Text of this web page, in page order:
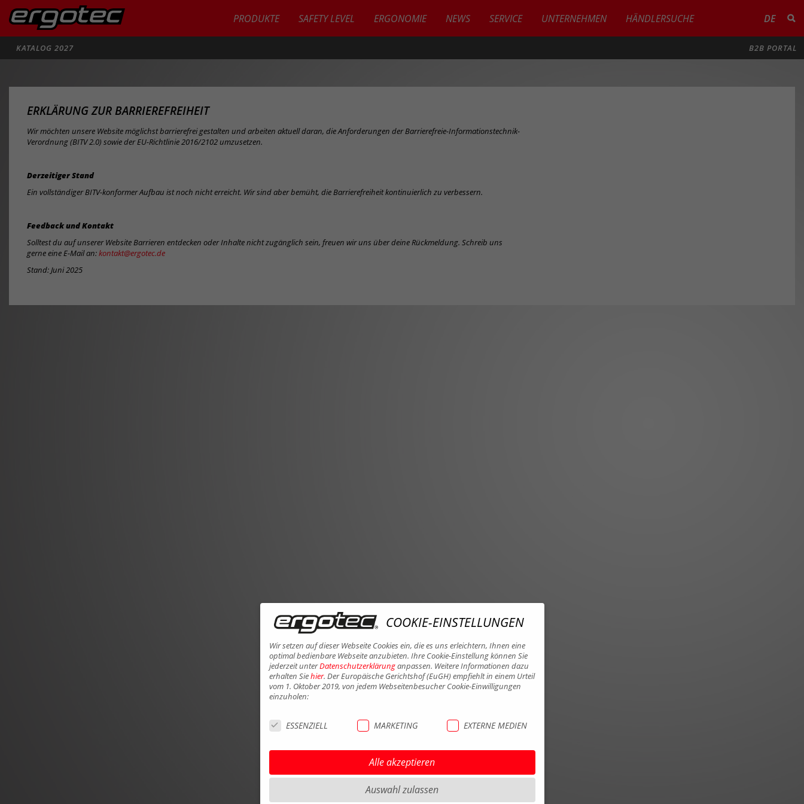
PRODUKTE SAFETY LEVEL ERGONOMIE NEWS SERVICE UNTERNEHMEN HÄNDLERSUCHE DE
KATALOG 2027 B2B PORTAL
ERKLÄRUNG ZUR BARRIEREFREIHEIT
Wir möchten unsere Website möglichst barrierefrei gestalten und arbeiten aktuell daran, die Anforderungen der Barrierefreie-Informationstechnik-
Verordnung (BITV 2.0) sowie der EU-Richtlinie 2016/2102 umzusetzen.
Derzeitiger Stand
Ein vollständiger BITV-konformer Aufbau ist noch nicht erreicht. Wir sind aber bemüht, die Barrierefreiheit kontinuierlich zu verbessern.
Feedback und Kontakt
Solltest du auf unserer Website Barrieren entdecken oder Inhalte nicht zugänglich sein, freuen wir uns über deine Rückmeldung. Schreib uns
gerne eine E-Mail an:kontakt@ergotec.de
Stand: Juni 2025
COOKIE-EINSTELLUNGEN
Wir setzen auf dieser Webseite Cookies ein, die es uns erleichtern, Ihnen eine
optimal bedienbare Webseite anzubieten. Ihre Cookie-Einstellung können Sie
jederzeit unterDatenschutzerklärunganpassen. Weitere Informationen dazu
erhalten Siehier. Der Europäische Gerichtshof (EuGH) empfiehlt in einem Urteil
vom 1. Oktober 2019, von jedem Webseitenbesucher Cookie-Einwilligungen
einzuholen:
ESSENZIELL MARKETING EXTERNE MEDIEN
Alle akzeptieren
Auswahl zulassen